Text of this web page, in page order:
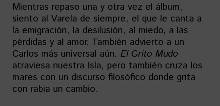
Mientras repaso una y otra vez el álbum,
siento al Varela de siempre, el que le canta a
la emigración, la desilusión, al miedo, a las
pérdidas y al amor. También advierto a un
Carlos más universal aún. El Grito Mudo
atraviesa nuestra Isla, pero también cruza los
mares con un discurso filosófico donde grita
con rabia un cambio.